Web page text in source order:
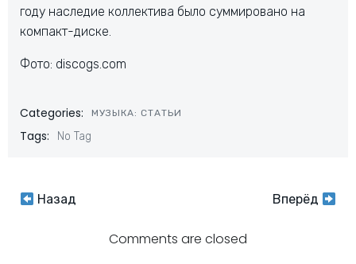
году наследие коллектива было суммировано на
компакт-диске.
Фото: discogs.com
Categories: МУЗЫКА: СТАТЬИ
Tags: No Tag
Навигация
Назад
Навигация
по
Вперёд
Comments are closed